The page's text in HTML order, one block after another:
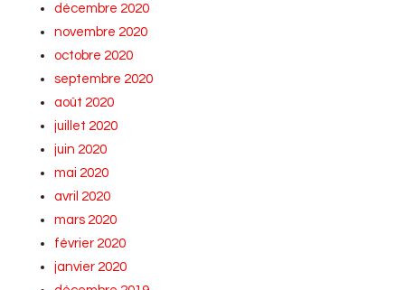
décembre 2020
novembre 2020
octobre 2020
septembre 2020
août 2020
juillet 2020
juin 2020
mai 2020
avril 2020
mars 2020
février 2020
janvier 2020